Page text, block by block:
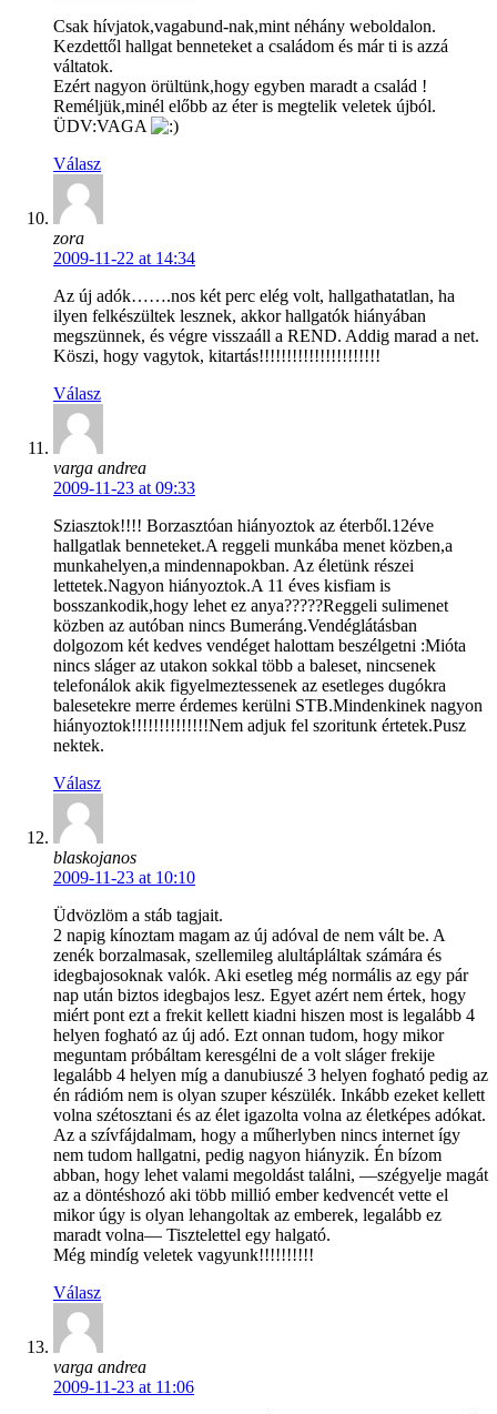
Csak hívjatok,vagabund-nak,mint néhány weboldalon.
Kezdettől hallgat benneteket a családom és már ti is azzá
váltatok.
Ezért nagyon örültünk,hogy egyben maradt a család !
Reméljük,minél előbb az éter is megtelik veletek újból.
ÜDV:VAGA
Válasz
zora
2009-11-22 at 14:34
Az új adók…….nos két perc elég volt, hallgathatatlan, ha
ilyen felkészültek lesznek, akkor hallgatók hiányában
megszünnek, és végre visszaáll a REND. Addig marad a net.
Köszi, hogy vagytok, kitartás!!!!!!!!!!!!!!!!!!!!!!
Válasz
varga andrea
2009-11-23 at 09:33
Sziasztok!!!! Borzasztóan hiányoztok az éterből.12éve
hallgatlak benneteket.A reggeli munkába menet közben,a
munkahelyen,a mindennapokban. Az életünk részei
lettetek.Nagyon hiányoztok.A 11 éves kisfiam is
bosszankodik,hogy lehet ez anya?????Reggeli sulimenet
közben az autóban nincs Bumeráng.Vendéglátásban
dolgozom két kedves vendéget halottam beszélgetni :Mióta
nincs sláger az utakon sokkal több a baleset, nincsenek
telefonálok akik figyelmeztessenek az esetleges dugókra
balesetekre merre érdemes kerülni STB.Mindenkinek nagyon
hiányoztok!!!!!!!!!!!!!!Nem adjuk fel szoritunk értetek.Pusz
nektek.
Válasz
blaskojanos
2009-11-23 at 10:10
Üdvözlöm a stáb tagjait.
2 napig kínoztam magam az új adóval de nem vált be. A
zenék borzalmasak, szellemileg alultápláltak számára és
idegbajosoknak valók. Aki esetleg még normális az egy pár
nap után biztos idegbajos lesz. Egyet azért nem értek, hogy
miért pont ezt a frekit kellett kiadni hiszen most is legalább 4
helyen fogható az új adó. Ezt onnan tudom, hogy mikor
meguntam próbáltam keresgélni de a volt sláger frekije
legalább 4 helyen míg a danubiuszé 3 helyen fogható pedig az
én rádióm nem is olyan szuper készülék. Inkább ezeket kellett
volna szétosztani és az élet igazolta volna az életképes adókat.
Az a szívfájdalmam, hogy a műherlyben nincs internet így
nem tudom hallgatni, pedig nagyon hiányzik. Én bízom
abban, hogy lehet valami megoldást találni, —szégyelje magát
az a döntéshozó aki több millió ember kedvencét vette el
mikor úgy is olyan lehangoltak az emberek, legalább ez
maradt volna— Tisztelettel egy halgató.
Még mindíg veletek vagyunk!!!!!!!!!!
Válasz
varga andrea
2009-11-23 at 11:06